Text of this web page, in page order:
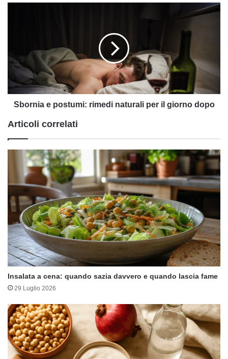
per
giorno
dopo
Sbornia e postumi: rimedi naturali per il giorno dopo
Articoli correlati
Insalata a cena: quando sazia davvero e quando lascia fame
29 Luglio 2026